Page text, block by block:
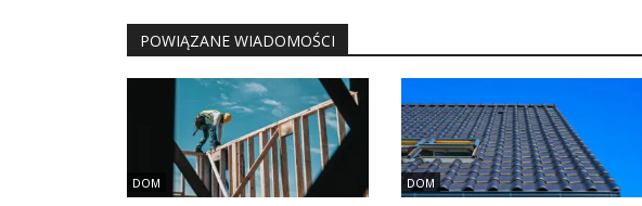
POWIĄZANE WIADOMOŚCI
DOM DOM